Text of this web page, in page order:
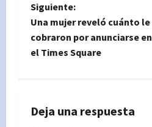
e
g
a
i
Siguiente:
Una mujer reveló cuánto le
cobraron por anunciarse en
el Times Square
Deja una respuesta